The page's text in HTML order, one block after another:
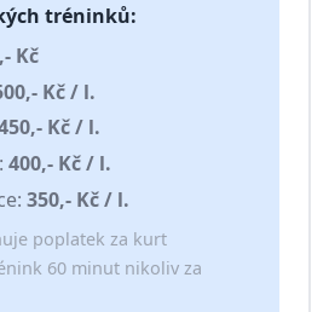
tréninků:
Kč
Kč / l.
Kč / l.
400,- Kč / l.
350,- Kč / l.
poplatek za kurt
60 minut nikoliv za